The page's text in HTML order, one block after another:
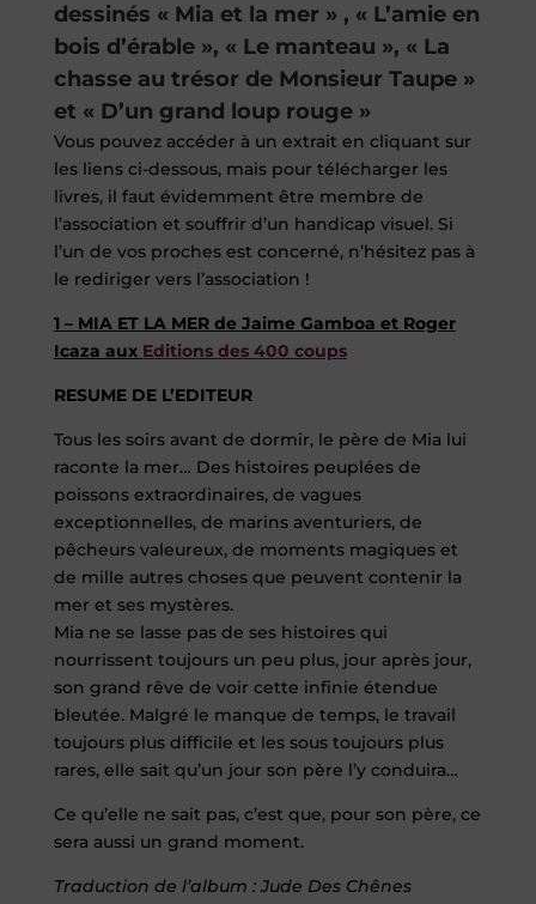
dessinés « Mia et la mer » , « L’amie en
bois d’érable », « Le manteau », « La
chasse au trésor de Monsieur Taupe »
et « D’un grand loup rouge »
Vous pouvez accéder à un extrait en cliquant sur
les liens ci-dessous, mais pour télécharger les
livres, il faut évidemment être membre de
l’association et souffrir d’un handicap visuel. Si
l’un de vos proches est concerné, n’hésitez pas à
le rediriger vers l’association !
1 – MIA ET LA MER de Jaime Gamboa et Roger
Icaza aux Editions des 400 coups
RESUME DE L’EDITEUR
Tous les soirs avant de dormir, le père de Mia lui
raconte la mer… Des histoires peuplées de
poissons extraordinaires, de vagues
exceptionnelles, de marins aventuriers, de
pêcheurs valeureux, de moments magiques et
de mille autres choses que peuvent contenir la
mer et ses mystères.
Mia ne se lasse pas de ses histoires qui
nourrissent toujours un peu plus, jour après jour,
son grand rêve de voir cette infinie étendue
bleutée. Malgré le manque de temps, le travail
toujours plus difficile et les sous toujours plus
rares, elle sait qu’un jour son père l’y conduira…
Ce qu’elle ne sait pas, c’est que, pour son père, ce
sera aussi un grand moment.
Traduction de l’album : Jude Des Chênes